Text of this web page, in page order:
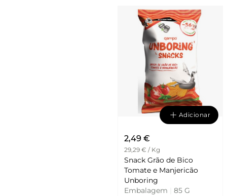
Adicionar
2,49 €
29,29 € / Kg
Snack Grão de Bico
Tomate e Manjericão
Unboring
Embalagem
85 G